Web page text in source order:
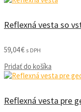
Reflexná vesta so
59,04€ s DPH
Pridať do košíka
Reflexná vesta pre